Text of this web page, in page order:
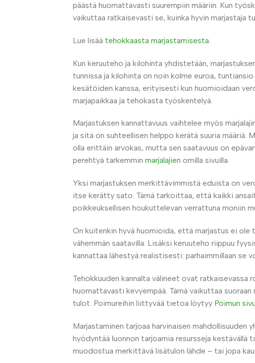
päästä huomattavasti suurempiin määriin. Kun
vaikuttaa ratkaisevasti se, kuinka hyvin marjastaja
Lue lisää tehokkaasta marjastamisesta.
Kun keruuteho ja kilohinta yhdistetään,
tunnissa ja kilohinta on noin kolme euroa,
kesätöiden kanssa, erityisesti kun huomioidaan
marjapaikkaa ja tehokasta työskentelyä.
Marjastuksen kannattavuus vaihtelee myös
ja sitä on suhteellisen helppo kerätä suuria määriä.
olla erittäin arvokas, mutta sen saatavuus on
perehtyä tarkemmin marjalajien omilla sivuilla.
Yksi marjastuksen merkittävimmistä eduista on
itse kerätty sato. Tämä tarkoittaa, että kaikki
poikkeuksellisen houkuttelevan verrattuna moniin
On kuitenkin hyvä huomioida, että marjastus ei
vähemmän saatavilla. Lisäksi keruuteho riippuu
kannattaa lähestyä realistisesti: parhaimmillaan
Tehokkuuden kannalta välineet ovat
huomattavasti kevyempää. Tämä vaikuttaa
tulot. Poimureihin liittyvää tietoa löytyy Poimun
Marjastaminen tarjoaa harvinaisen mahdollisuuden
hyödyntää luonnon tarjoamia resursseja kestävällä
muodostua merkittävä lisätulon lähde – tai jopa